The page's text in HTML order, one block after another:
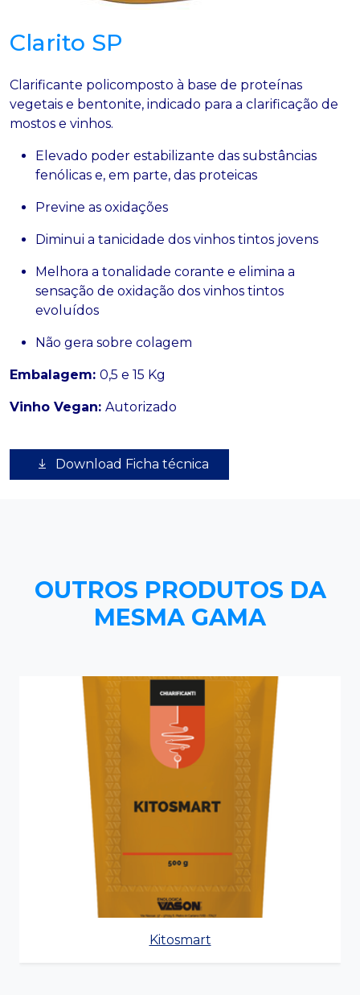
Clarito SP
Clarificante policomposto à base de proteínas
vegetais e bentonite, indicado para a clarificação de
mostos e vinhos.
Elevado poder estabilizante das substâncias
fenólicas e, em parte, das proteicas
Previne as oxidações
Diminui a tanicidade dos vinhos tintos jovens
Melhora a tonalidade corante e elimina a
sensação de oxidação dos vinhos tintos
evoluídos
Não gera sobre colagem
Embalagem: 0,5 e 15 Kg
Vinho Vegan: Autorizado
Download Ficha técnica
OUTROS PRODUTOS DA
MESMA GAMA
Kitosmart